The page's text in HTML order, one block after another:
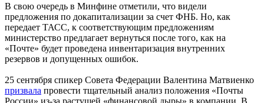
В свою очередь в Минфине отметили, что видели
предложения по докапитализации за счет ФНБ. Но, как
передает ТАСС, к соответствующим предложениям
министерство предлагает вернуться после того, как на
«Почте» будет проведена инвентаризация внутренних
резервов и допущенных ошибок.
25 сентября спикер Совета Федерации Валентина Матвиенко
призвала провести тщательный анализ положения «Почты
России» из-за растущей «финансовой дыры» в компании. В